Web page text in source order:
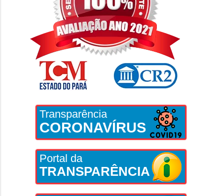
Transparência
CORONAVÍRUS
Portal da
TRANSPARÊNCIA